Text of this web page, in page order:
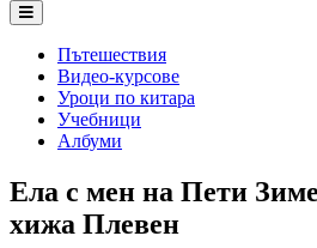
Пътешествия
Видео-курсове
Уроци по китара
Учебници
Албуми
Ела с мен на Пети
хижа Плевен